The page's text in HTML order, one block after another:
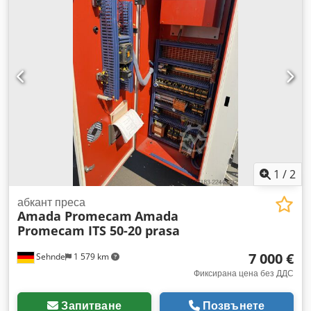
1 /2
Sehnde 1 579 km
абкант преса
Amada Promecam Amada
Promecam ITS 50-20 prasa
7 000 €
Фиксирана цена без ДДС
Запитване Позвънете